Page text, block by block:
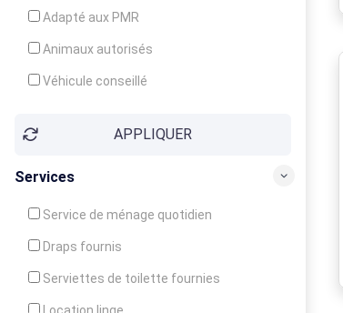
Adapté aux PMR
Animaux autorisés
Véhicule conseillé
APPLIQUER
Services
Service de ménage quotidien
Draps fournis
Serviettes de toilette fournies